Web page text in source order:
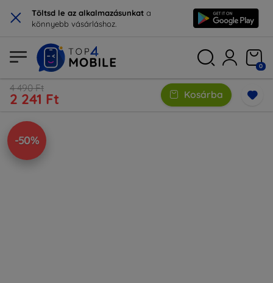
× Töltsd le az alkalmazásunkat a
könnyebb vásárláshoz.
0
4 490 Ft
2 241 Ft Kosárba
-50%